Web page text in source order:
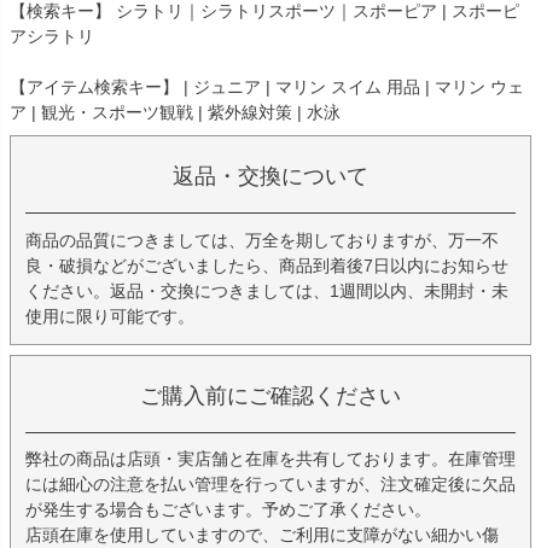
【検索キー】 シラトリ｜シラトリスポーツ｜スポーピア | スポーピ
アシラトリ
【アイテム検索キー】 | ジュニア | マリン スイム 用品 | マリン ウェ
ア | 観光・スポーツ観戦 | 紫外線対策 | 水泳
返品・交換について
商品の品質につきましては、万全を期しておりますが、万一不
良・破損などがございましたら、商品到着後7日以内にお知らせ
ください。返品・交換につきましては、1週間以内、未開封・未
使用に限り可能です。
ご購入前にご確認ください
弊社の商品は店頭・実店舗と在庫を共有しております。在庫管理
には細心の注意を払い管理を行っていますが、注文確定後に欠品
が発生する場合もございます。予めご了承ください。
店頭在庫を使用していますので、ご利用に支障がない細かい傷